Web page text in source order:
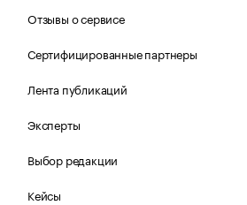
Отзывы о сервисе
Сертифицированные партнеры
Лента публикаций
Эксперты
Выбор редакции
Кейсы